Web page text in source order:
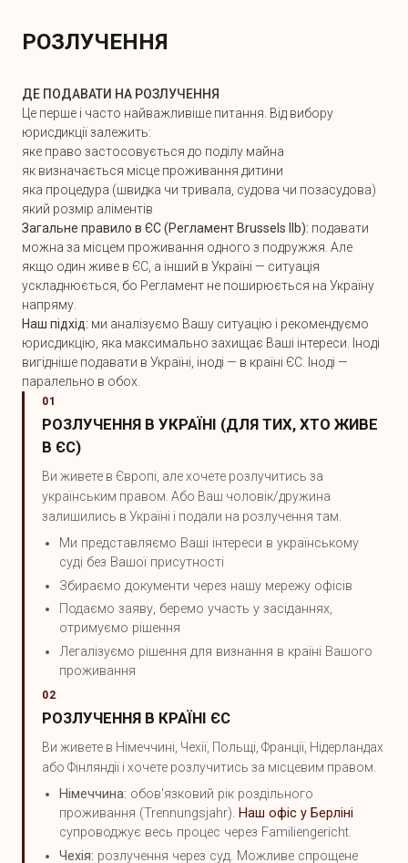
РОЗЛУЧЕННЯ
ДЕ ПОДАВАТИ НА РОЗЛУЧЕННЯ
Це перше і часто найважливіше питання. Від вибору
юрисдикції залежить:
яке право застосовується до поділу майна
як визначається місце проживання дитини
яка процедура (швидка чи тривала, судова чи позасудова)
який розмір аліментів
Загальне правило в ЄС (Регламент Brussels IIb): подавати
можна за місцем проживання одного з подружжя. Але
якщо один живе в ЄС, а інший в Україні — ситуація
ускладнюється, бо Регламент не поширюється на Україну
напряму.
Наш підхід: ми аналізуємо Вашу ситуацію і рекомендуємо
юрисдикцію, яка максимально захищає Ваші інтереси. Іноді
вигідніше подавати в Україні, іноді — в країні ЄС. Іноді —
паралельно в обох.
01
РОЗЛУЧЕННЯ В УКРАЇНІ (ДЛЯ ТИХ, ХТО ЖИВЕ
В ЄС)
Ви живете в Європі, але хочете розлучитись за
українським правом. Або Ваш чоловік/дружина
залишились в Україні і подали на розлучення там.
Ми представляємо Ваші інтереси в українському
суді без Вашої присутності
Збираємо документи через нашу мережу офісів
Подаємо заяву, беремо участь у засіданнях,
отримуємо рішення
Легалізуємо рішення для визнання в країні Вашого
проживання
02
РОЗЛУЧЕННЯ В КРАЇНІ ЄС
Ви живете в Німеччині, Чехії, Польщі, Франції, Нідерландах
або Фінляндії і хочете розлучитись за місцевим правом.
Німеччина: обов'язковий рік роздільного
проживання (Trennungsjahr). Наш офіс у Берліні
супроводжує весь процес через Familiengericht.
Чехія: розлучення через суд. Можливе спрощене